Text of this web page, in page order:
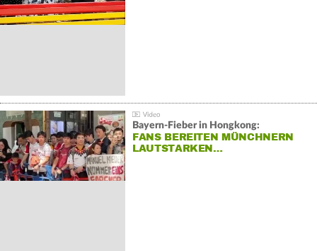
Bayern-Fieber in Hongkong:
FANS BEREITEN MÜNCHNERN
LAUTSTARKEN…